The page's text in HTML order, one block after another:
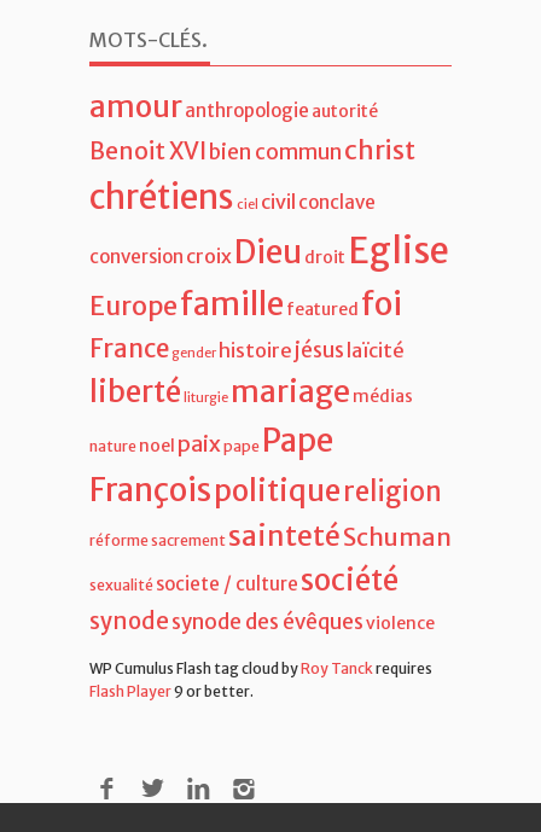
MOTS-CLÉS.
amouranthropologie autorité
Benoit XVIbien communchrist
chrétiens ciel civil conclave
conversion croix Dieu droit Eglise
Europefamille featured foi
Francegender histoire jésus laïcité
liberté liturgie mariage médias
nature noel paixpape Pape
Françoispolitiquereligion
réformesacrement saintetéSchuman
sexualité societe / culture société
synodesynode des évêquesviolence
WP Cumulus Flash tag cloud byRoy Tanck requires
Flash Player9 or better.